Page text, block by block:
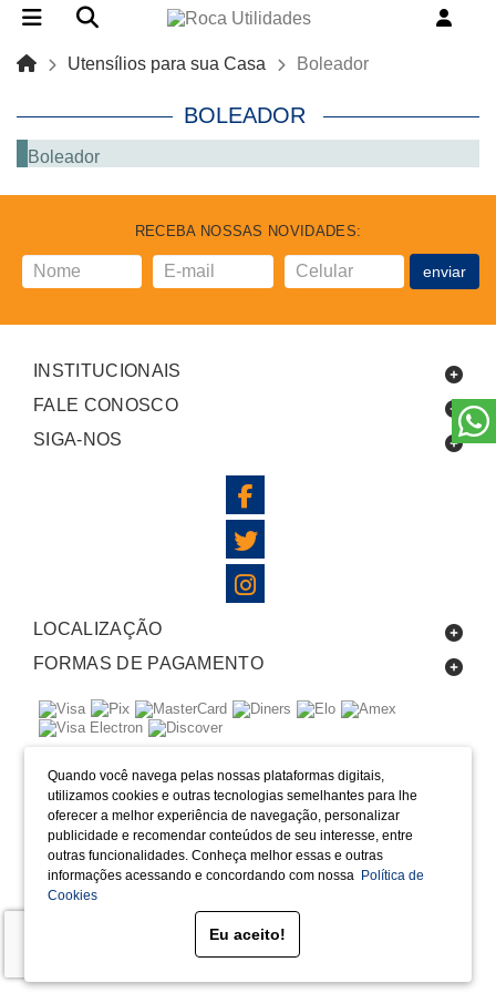
Quando você navega pelas nossas plataformas digitais,
utilizamos cookies e outras tecnologias semelhantes para lhe
oferecer a melhor experiência de navegação, personalizar
publicidade e recomendar conteúdos de seu interesse, entre
outras funcionalidades. Conheça melhor essas e outras
informações acessando e concordando com nossa Política de
Cookies
Eu aceito!
Utensílios para sua Casa Boleador
BOLEADOR
Boleador
RECEBA NOSSAS NOVIDADES:
enviar
INSTITUCIONAIS
FALE CONOSCO
SIGA-NOS
LOCALIZAÇÃO
FORMAS DE PAGAMENTO
Desenvolvido por Bruc Internet